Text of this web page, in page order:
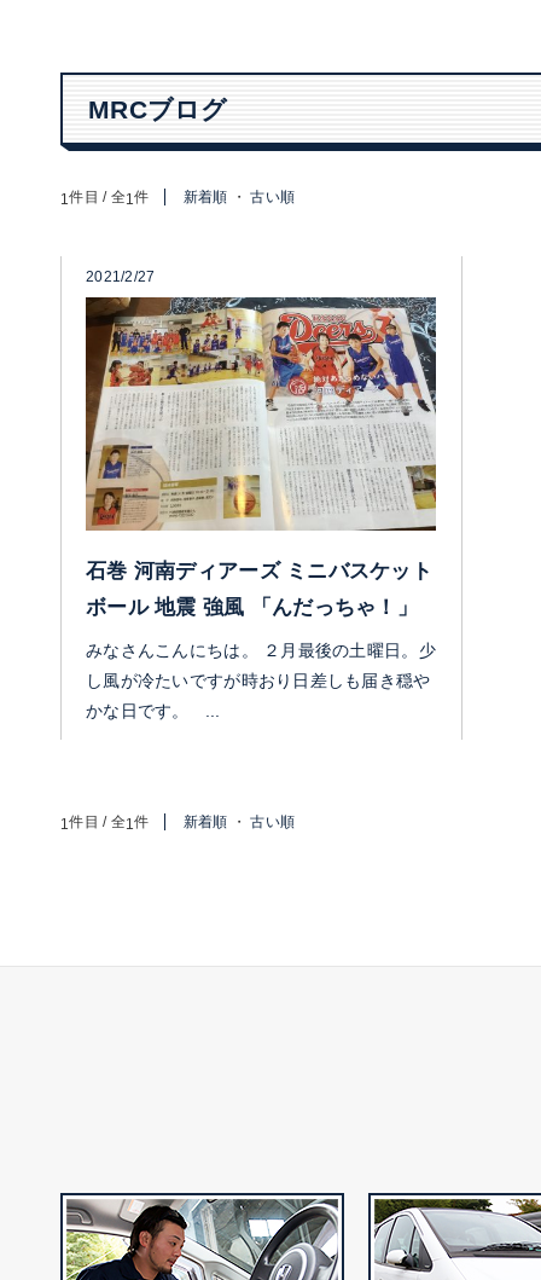
MRCブログ
1件目 / 全1件 新着順 ・古い順
2021/2/27
石巻 河南ディアーズ ミニバスケット
ボール 地震 強風 「んだっちゃ！」
みなさんこんにちは。 ２月最後の土曜日。少
し風が冷たいですが時おり日差しも届き穏や
かな日です。 ...
1件目 / 全1件 新着順 ・古い順